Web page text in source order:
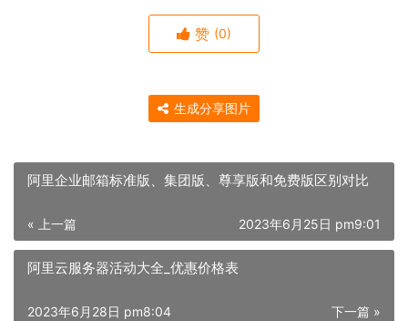
赞 (0)
生成分享图片
阿里企业邮箱标准版、集团版、尊享版和免费版区别对比
« 上一篇 2023年6月25日 pm9:01
阿里云服务器活动大全_优惠价格表
下一篇 »
2023年6月28日 pm8:04